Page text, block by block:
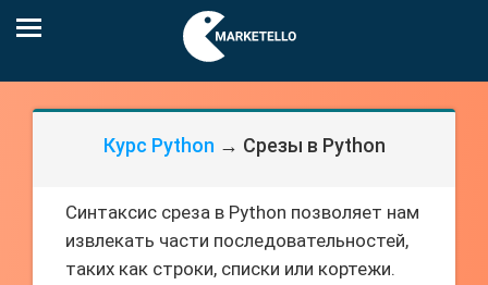
Курс Python → Срезы в Python
Синтаксис среза в Python позволяет нам
извлекать части последовательностей,
таких как строки, списки или кортежи.